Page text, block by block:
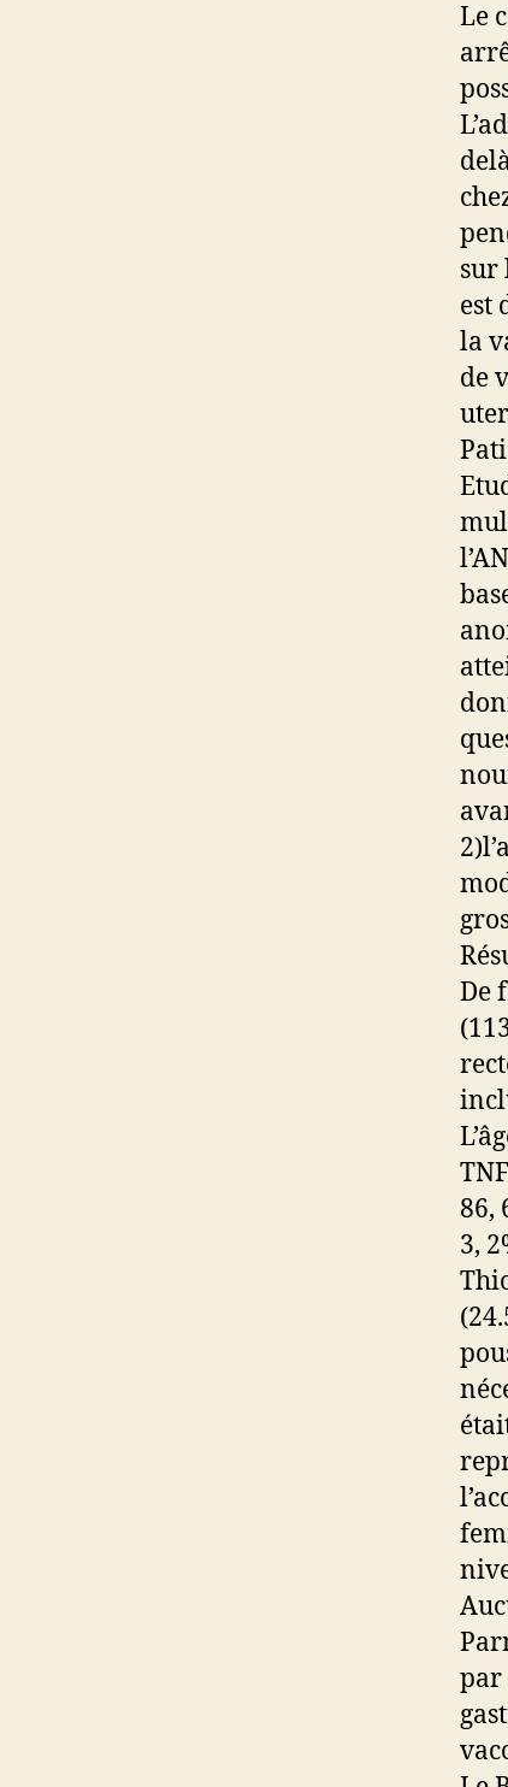
Le
sur
est
la
de
De
86,
3,
par